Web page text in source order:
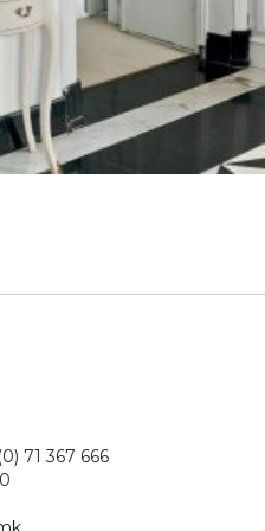
n.1
71 367 666